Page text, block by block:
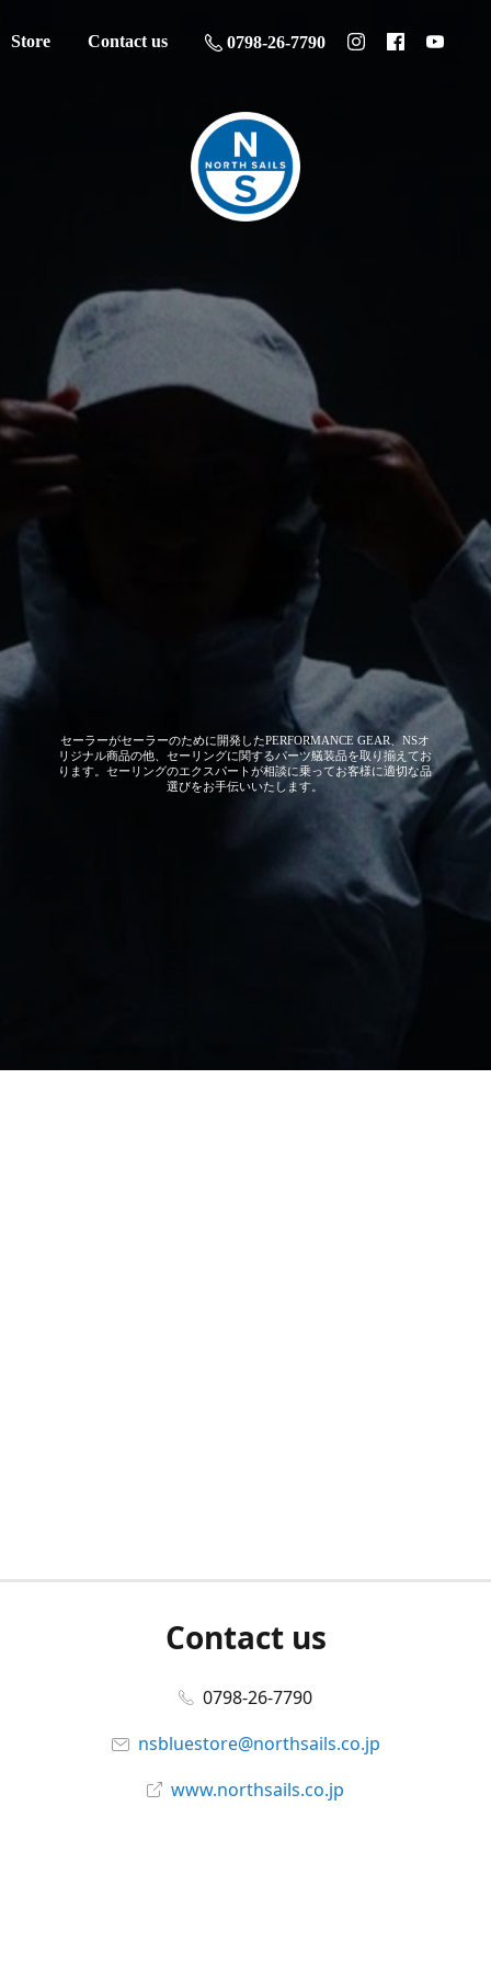
Store Contact us 0798-26-7790
セーラーがセーラーのために開発したPERFORMANCE GEAR、NSオ
リジナル商品の他、セーリングに関するパーツ艤装品を取り揃えてお
ります。セーリングのエクスパートが相談に乗ってお客様に適切な品
選びをお手伝いいたします。
Contact us
0798-26-7790
nsbluestore@northsails.co.jp
www.northsails.co.jp